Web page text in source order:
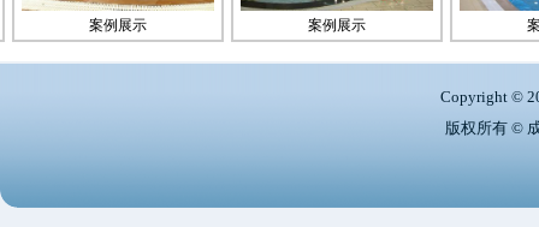
案例展示 案例展示 案
Copyright ©
版权所有 ©